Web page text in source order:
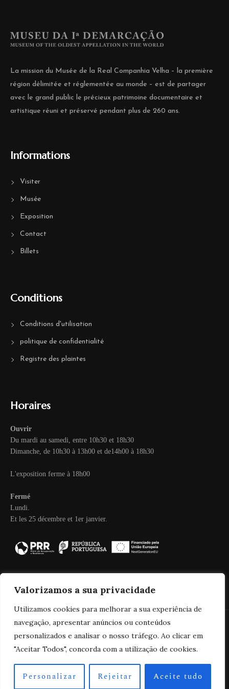
Valorizamos a sua privacidade
Utilizamos cookies para melhorar a sua experiência de
navegação, apresentar anúncios ou conteúdos
personalizados e analisar o nosso tráfego. Ao clicar em
"Aceitar Todos", concorda com a utilização de cookies.
Personalizar Rejeitar Aceite tudo
La mission du Musée de la Real Companhia Velha – la première
région délimitée et réglementée au monde – est de partager
avec le grand public le précieux patrimoine documentaire et
artistique réuni et préservé pendant plus de 260 ans.
Informations
Visiter
Musée
Exposition
Contact
Billets
Conditions
Conditions d'utilisation
politique de confidentialité
Registre des plaintes
Horaires
Ouvrir
Du mardi au samedi, entre 10h30 et 18h30
Dimanche, de 10h30 à 13h00 et de14h00 à 18h30
L'exposition ferme à 18h00
Fermé
Lundi.
Et les 25 décembre et 1er janvier.
2025 Real Companhia Velha